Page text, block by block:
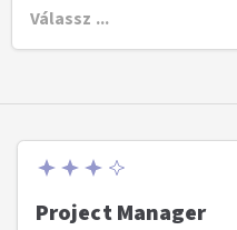
Project Manager